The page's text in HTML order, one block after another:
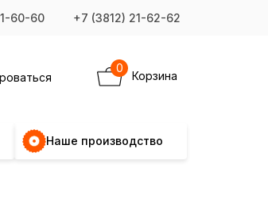
60-60 +7 (3812) 21-62-62
Корзина
0
Наше производство